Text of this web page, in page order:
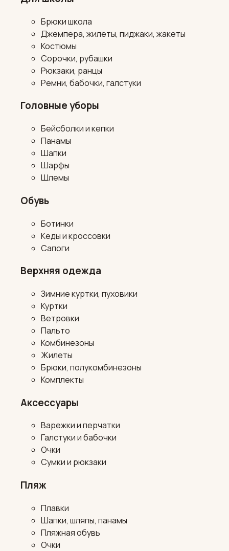
Брюки школа
Джемпера, жилеты, пиджаки, жакеты
Костюмы
Сорочки, рубашки
Рюкзаки, ранцы
Ремни, бабочки, галстуки
Головные уборы
Бейсболки и кепки
Панамы
Шапки
Шарфы
Шлемы
Обувь
Ботинки
Кеды и кроссовки
Сапоги
Верхняя одежда
Зимние куртки, пуховики
Куртки
Ветровки
Пальто
Комбинезоны
Жилеты
Брюки, полукомбинезоны
Комплекты
Аксессуары
Варежки и перчатки
Галстуки и бабочки
Очки
Сумки и рюкзаки
Пляж
Плавки
Шапки, шляпы, панамы
Пляжная обувь
Очки